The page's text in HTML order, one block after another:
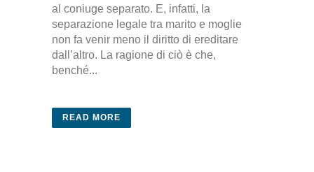
al coniuge separato. E, infatti, la
separazione legale tra marito e moglie
non fa venir meno il diritto di ereditare
dall’altro. La ragione di ciò è che,
benché...
READ MORE